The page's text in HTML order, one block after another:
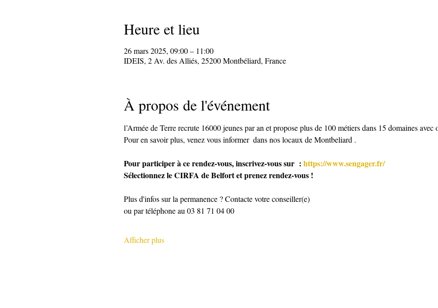
Heure et lieu
26 mars 2025, 09:00 – 11:00
IDEIS, 2 Av. des Alliés, 25200 Montbéliard, France
À propos de l'événement
l’Armée de Terre recrute 16000 jeunes par an et propose plus de 100 métiers dans 15 domaines avec
Pour en savoir plus, venez vous informer  dans nos locaux de Montbeliard .
Pour participer à ce rendez-vous, inscrivez-vous sur  : https://www.sengager.fr/
Sélectionnez le CIRFA de Belfort et prenez rendez-vous !
Plus d'infos sur la permanence ? Contacte votre conseiller(e)
ou par téléphone au 03 81 71 04 00
Afficher plus